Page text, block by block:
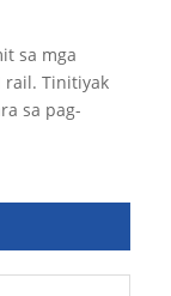
sa mga
rail. Tinitiyak
sa pag-